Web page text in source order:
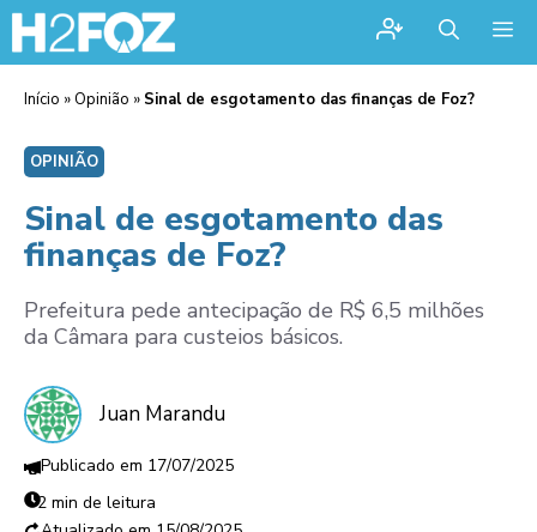
Início »Opinião » Sinal de esgotamento das finanças de Foz?
OPINIÃO
Sinal de esgotamento das
finanças de Foz?
Prefeitura pede antecipação de R$ 6,5 milhões
da Câmara para custeios básicos.
Juan Marandu
17/07/2025
2 min de leitura